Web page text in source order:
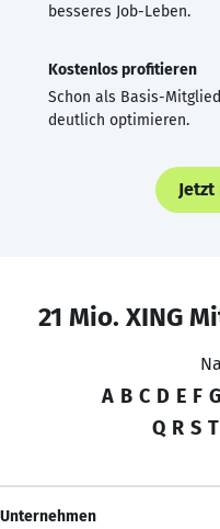
besseres Job-Leben.
Kostenlos profitieren
Schon als Basis-
deutlich optimieren.
21 Mio. XING
A B C D E F G
Q R S T
Unternehmen